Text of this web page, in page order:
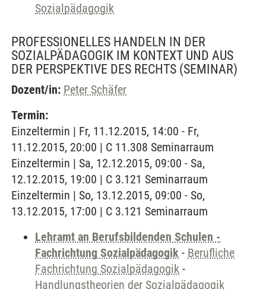
Sozialpädagogik
PROFESSIONELLES HANDELN IN DER
SOZIALPÄDAGOGIK IM KONTEXT UND AUS
DER PERSPEKTIVE DES RECHTS (SEMINAR)
Dozent/in: Peter Schäfer
Termin:
Einzeltermin | Fr, 11.12.2015, 14:00 - Fr,
11.12.2015, 20:00 | C 11.308 Seminarraum
Einzeltermin | Sa, 12.12.2015, 09:00 - Sa,
12.12.2015, 19:00 | C 3.121 Seminarraum
Einzeltermin | So, 13.12.2015, 09:00 - So,
13.12.2015, 17:00 | C 3.121 Seminarraum
Lehramt an Berufsbildenden Schulen -
Fachrichtung Sozialpädagogik - Berufliche
Fachrichtung Sozialpädagogik -
Handlungstheorien der Sozialpädagogik